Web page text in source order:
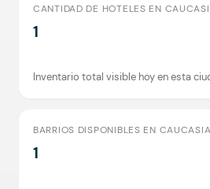
CANTIDAD DE HOTELES EN
1
Inventario total visible hoy en esta
BARRIOS DISPONIBLES EN CAUCASIA
1